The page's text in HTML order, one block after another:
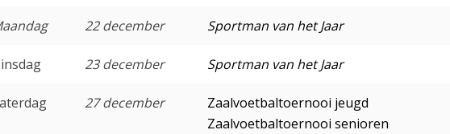
22 december Sportman van het Jaar
23 december Sportman van het Jaar
27 december
Zaalvoetbaltoernooi jeugd
Zaalvoetbaltoernooi senioren